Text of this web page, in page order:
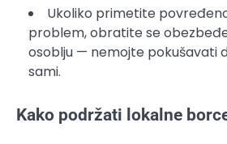
Ukoliko primetite
problem, obratite se
osoblju — nemojte pokušavati
sami.
Kako podržati lokalne